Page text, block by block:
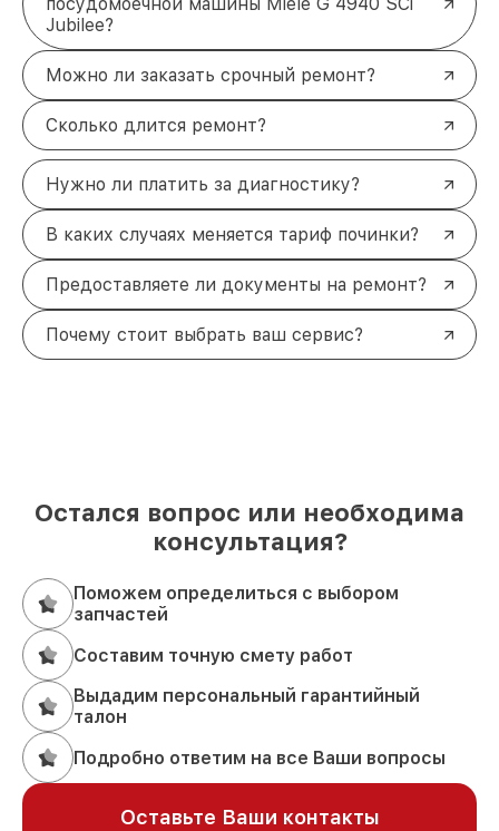
Jubilee?
Можно ли заказать срочный ремонт?
Сколько длится ремонт?
Нужно ли платить за диагностику?
В каких случаях меняется тариф починки?
Предоставляете ли документы на ремонт?
Почему стоит выбрать ваш сервис?
Остался вопрос или необходима
консультация?
Поможем определиться с выбором
запчастей
Составим точную смету работ
Выдадим персональный гарантийный
талон
Подробно ответим на все Ваши вопросы
Оставьте Ваши контакты